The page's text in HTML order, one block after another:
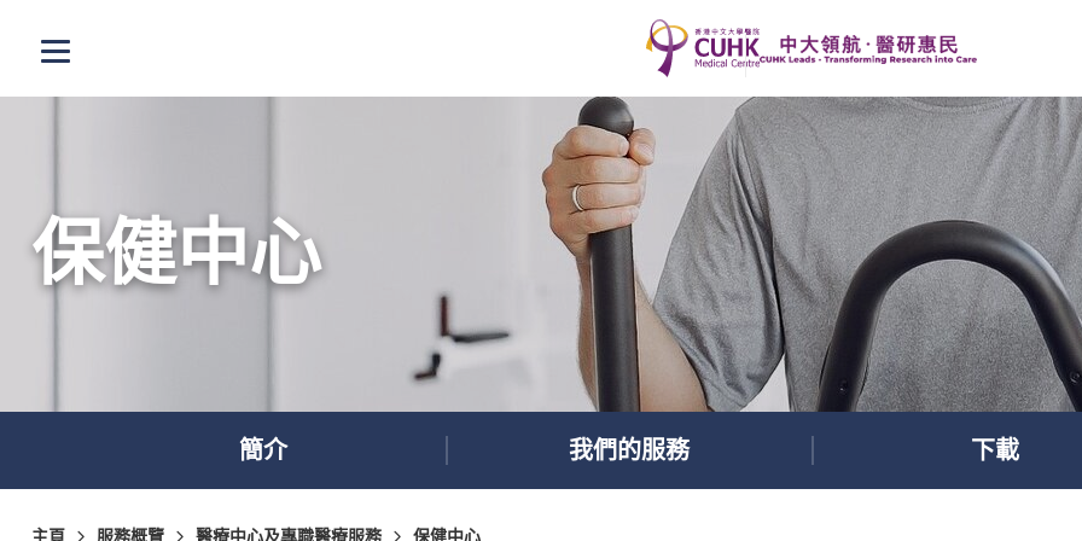
打開選單
保健中心
簡介 我們的服務 下載
主頁 服務概覽 醫療中心及專職醫療服務 保健中心